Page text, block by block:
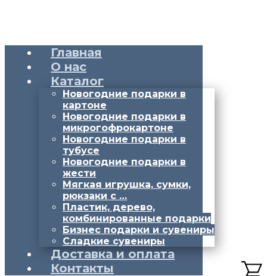
Главная
О нас
Каталог
Новогодние подарки в
картоне
Новогодние подарки в
микрогофрокартоне
Новогодние подарки в
тубусе
Новогодние подарки в
жести
Мягкая игрушка, сумки,
рюкзаки с …
Пластик, дерево,
комбинированные подарки
Бизнес подарки и сувениры
Сладкие сувениры
Доставка и оплата
Контакты